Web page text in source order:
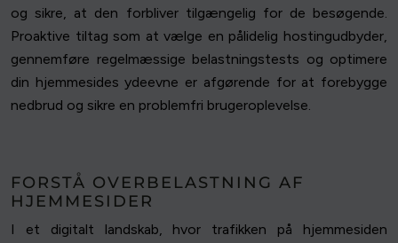
og sikre, at den forbliver tilgængelig for de besøgende.
Proaktive tiltag som at vælge en pålidelig hostingudbyder,
gennemføre regelmæssige belastningstests og optimere
din hjemmesides ydeevne er afgørende for at forebygge
nedbrud og sikre en problemfri brugeroplevelse.
FORSTÅ OVERBELASTNING AF
HJEMMESIDER
I et digitalt landskab, hvor trafikken på hjemmesiden